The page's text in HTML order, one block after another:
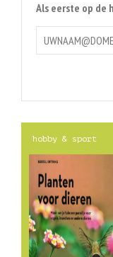
Als eerste op de
hobby & sport